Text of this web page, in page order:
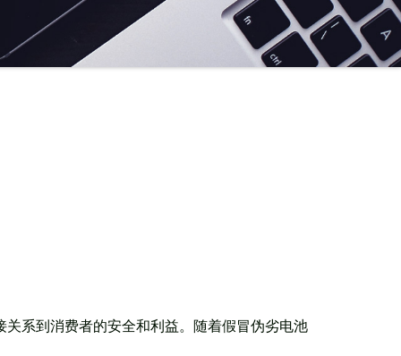
系到消费者的安全和利益。随着假冒伪劣电池